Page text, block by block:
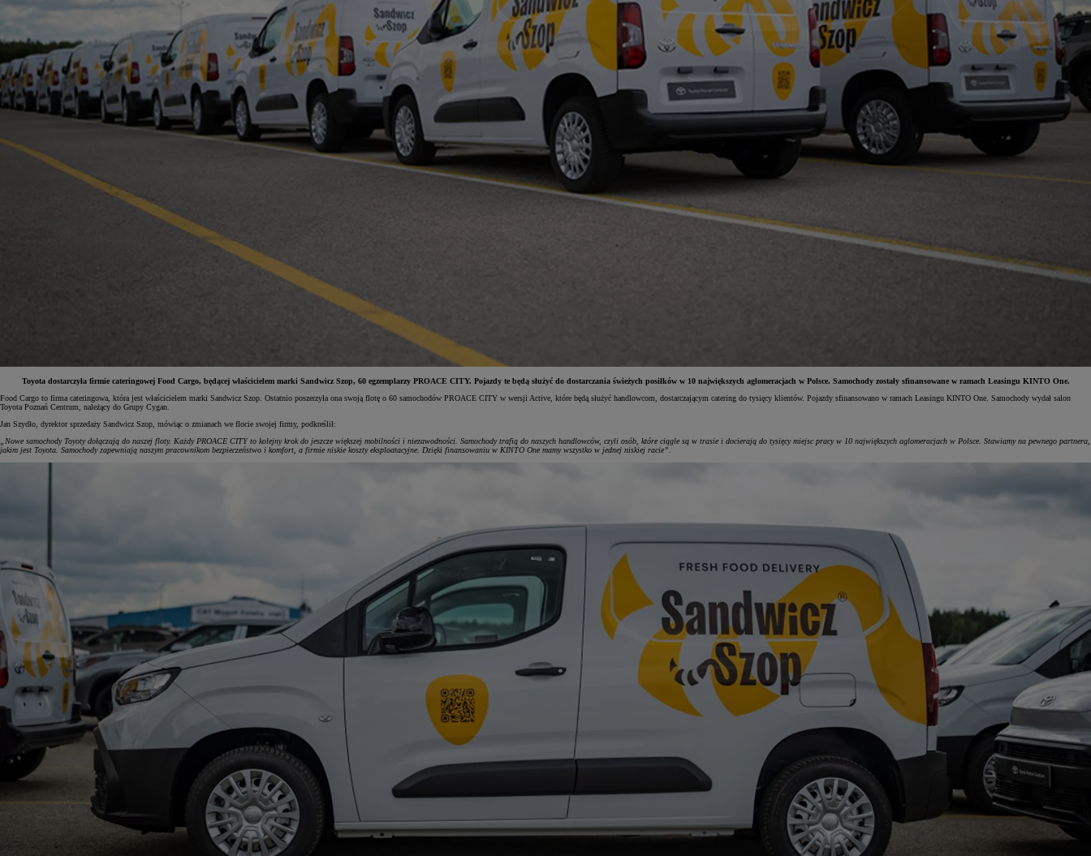
Yaris Cross
HYBRID
Toyota dostarczyła firmie cateringowej Food Cargo, będącej właścicielem marki Sandwicz Szop, 60 egzemplarzy PROACE CITY. Pojazdy te będą służyć do dostarczania świeżych posiłków w 10 największych aglomeracjach w Polsce. Samochody zostały sfinansowane w ramach Leasingu KINTO One.
Food Cargo to firma cateringowa, która jest właścicielem marki Sandwicz Szop. Ostatnio poszerzyła ona swoją flotę o 60 samochodów PROACE CITY w wersji Active, które będą służyć handlowcom, dostarczającym catering do tysięcy klientów. Pojazdy sfinansowano w ramach Leasingu KINTO One. Samochody wydał salon
Toyota Poznań Centrum, należący do Grupy Cygan.
Jan Szydło, dyrektor sprzedaży Sandwicz Szop, mówiąc o zmianach we flocie swojej firmy, podkreślił:
„Nowe samochody Toyoty dołączają do naszej floty. Każdy PROACE CITY to kolejny krok do jeszcze większej mobilności i niezawodności. Samochody trafią do naszych handlowców, czyli osób, które ciągle są w trasie i docierają do tysięcy miejsc pracy w 10 największych aglomeracjach w Polsce. Stawiamy na pewnego partnera,
jakim jest Toyota. Samochody zapewniają naszym pracownikom bezpieczeństwo i komfort, a firmie niskie koszty eksploatacyjne. Dzięki finansowaniu w KINTO One mamy wszystko w jednej niskiej racie”.